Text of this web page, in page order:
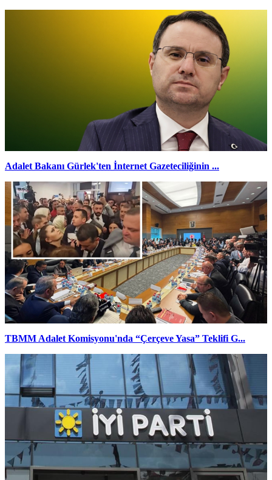
Adalet Bakanı Gürlek'ten İnternet Gazeteciliğinin ...
TBMM Adalet Komisyonu'nda “Çerçeve Yasa” Teklifi G...